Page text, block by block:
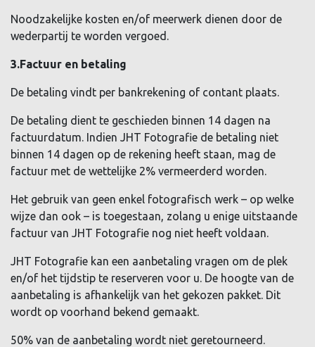
Noodzakelijke kosten en/of meerwerk dienen door de
wederpartij te worden vergoed.
3.Factuur en betaling
De betaling vindt per bankrekening of contant plaats.
De betaling dient te geschieden binnen 14 dagen na
factuurdatum. Indien JHT Fotografie de betaling niet
binnen 14 dagen op de rekening heeft staan, mag de
factuur met de wettelijke 2% vermeerderd worden.
Het gebruik van geen enkel fotografisch werk – op welke
wijze dan ook – is toegestaan, zolang u enige uitstaande
factuur van JHT Fotografie nog niet heeft voldaan.
JHT Fotografie kan een aanbetaling vragen om de plek
en/of het tijdstip te reserveren voor u. De hoogte van de
aanbetaling is afhankelijk van het gekozen pakket. Dit
wordt op voorhand bekend gemaakt.
50% van de aanbetaling wordt niet geretourneerd.